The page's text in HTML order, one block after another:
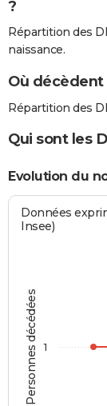
?
Répartition des
naissance.
Où décèdent
Répartition des
Qui sont les
Evolution du
Personnes décédées
Données
Insee)
1